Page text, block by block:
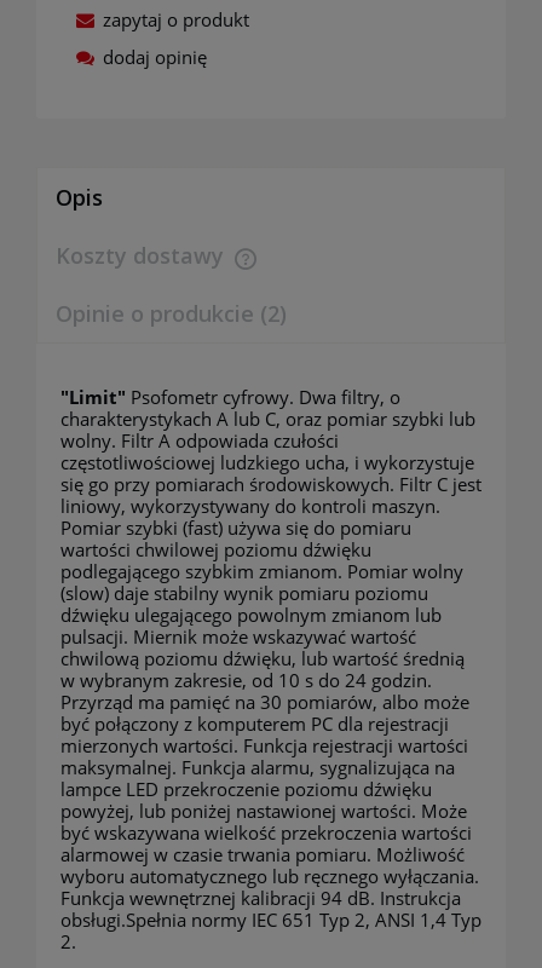
zapytaj o produkt
dodaj opinię
Opis
Koszty dostawy
Cena nie zawiera ewentualnych kosztów płatności
Opinie o produkcie (2)
"Limit" Psofometr cyfrowy. Dwa filtry, o
charakterystykach A lub C, oraz pomiar szybki lub
wolny. Filtr A odpowiada czułości
częstotliwościowej ludzkiego ucha, i wykorzystuje
się go przy pomiarach środowiskowych. Filtr C jest
liniowy, wykorzystywany do kontroli maszyn.
Pomiar szybki (fast) używa się do pomiaru
wartości chwilowej poziomu dźwięku
podlegającego szybkim zmianom. Pomiar wolny
(slow) daje stabilny wynik pomiaru poziomu
dźwięku ulegającego powolnym zmianom lub
pulsacji. Miernik może wskazywać wartość
chwilową poziomu dźwięku, lub wartość średnią
w wybranym zakresie, od 10 s do 24 godzin.
Przyrząd ma pamięć na 30 pomiarów, albo może
być połączony z komputerem PC dla rejestracji
mierzonych wartości. Funkcja rejestracji wartości
maksymalnej. Funkcja alarmu, sygnalizująca na
lampce LED przekroczenie poziomu dźwięku
powyżej, lub poniżej nastawionej wartości. Może
być wskazywana wielkość przekroczenia wartości
alarmowej w czasie trwania pomiaru. Możliwość
wyboru automatycznego lub ręcznego wyłączania.
Funkcja wewnętrznej kalibracji 94 dB. Instrukcja
obsługi.Spełnia normy IEC 651 Typ 2, ANSI 1,4 Typ
2.